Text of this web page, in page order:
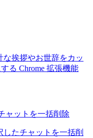
な挨拶やお世辞をカッ
る Chrome 拡張機能
ャットを一括削除
したチャットを一括削